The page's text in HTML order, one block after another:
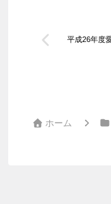
平成26年度
ホーム